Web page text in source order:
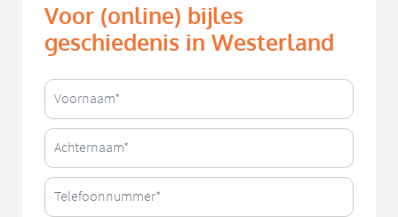
Voor (online) bijles
geschiedenis in Westerland